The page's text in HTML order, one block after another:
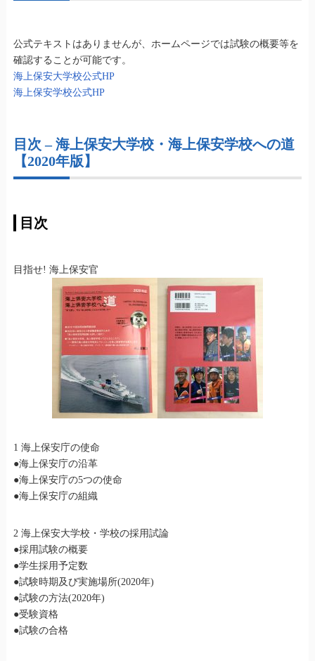
公式テキストはありませんが、ホームページでは試験の概要等を
確認することが可能です。
海上保安大学校公式HP
海上保安学校公式HP
目次 – 海上保安大学校・海上保安学校への道
【2020年版】
目次
目指せ! 海上保安官
1 海上保安庁の使命
●海上保安庁の沿革
●海上保安庁の5つの使命
●海上保安庁の組織
2 海上保安大学校・学校の採用試論
●採用試験の概要
●学生採用予定数
●試験時期及び実施場所(2020年)
●試験の方法(2020年)
●受験資格
●試験の合格